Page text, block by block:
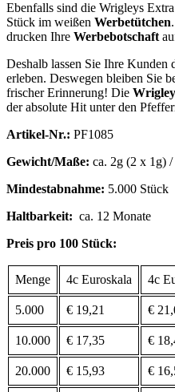
Ebenfalls sind die Wrigleys
Stück im weißen Werbetütchen
drucken Ihre Werbebotschaft
Deshalb lassen Sie Ihre Kunden
erleben. Deswegen bleiben Sie
frischer Erinnerung! Die
der absolute Hit unter den
Artikel-Nr.: PF1085
Gewicht/Maße: ca. 2g (2 x 1g)
Mindestabnahme: 5.000 Stück
Haltbarkeit: ca. 12 Monate
Preis pro 100 Stück:
Menge 4c Euroskala 4c
5.000 € 19,21 €
10.000 € 17,35 €
20.000 € 15,93 €